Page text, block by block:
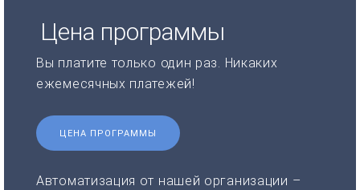
Цена программы
Вы платите только один раз. Никаких
ежемесячных платежей!
ЦЕНА ПРОГРАММЫ
Автоматизация от нашей организации –